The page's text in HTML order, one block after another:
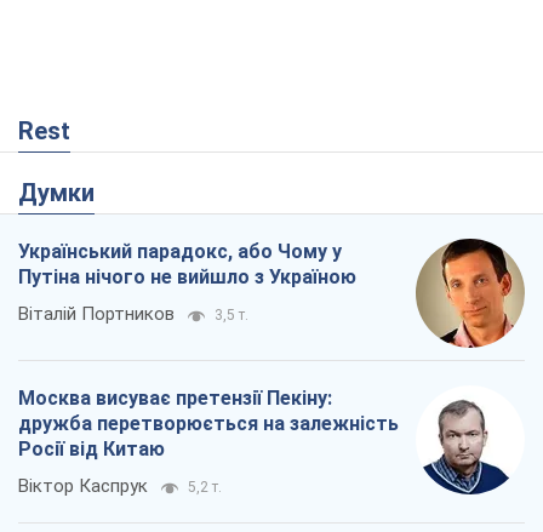
Rest
Думки
Український парадокс, або Чому у
Путіна нічого не вийшло з Україною
Віталій Портников 3,5 т.
Москва висуває претензії Пекіну:
дружба перетворюється на залежність
Росії від Китаю
Віктор Каспрук 5,2 т.